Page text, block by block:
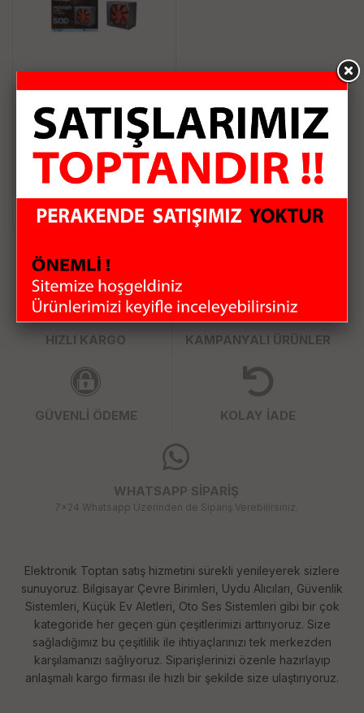
12CM Kutulu Power
Supply
955.00 TL
Sepete Ekle
HIZLI KARGO KAMPANYALI ÜRÜNLER
GÜVENLİ ÖDEME KOLAY İADE
WHATSAPP SİPARİŞ
7x24 Whatsapp Üzerinden de Sipariş Verebilirsiniz.
Elektronik Toptan satış hizmetini sürekli yenileyerek sizlere
sunuyoruz. Bilgisayar Çevre Birimleri, Uydu Alıcıları, Güvenlik
Sistemleri, Küçük Ev Aletleri, Oto Ses Sistemleri gibi bir çok
kategoride her geçen gün çeşitlerimizi arttırıyoruz. Size
sağladığımız bu çeşitlilik ile ihtiyaçlarınızı tek merkezden
karşılamanızı sağlıyoruz. Siparişlerinizi özenle hazırlayıp
anlaşmalı kargo firması ile hızlı bir şekilde size ulaştırıyoruz.